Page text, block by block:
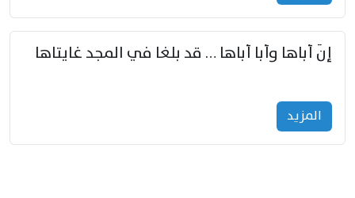
إنّ أباها وأبا أباها … قد بلغا في المجد غايتاها
المزید